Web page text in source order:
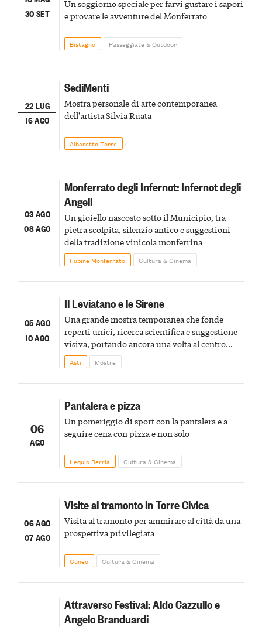
30 SET
Un soggiorno speciale per farvi gustare i sapori
e provare le avventure del Monferrato
Bistagno Passeggiate & Outdoor
22 LUG
16 AGO
SediMenti
Mostra personale di arte contemporanea
dell'artista Silvia Ruata
Albaretto Torre
03 AGO
08 AGO
Monferrato degli Infernot: Infernot degli
Angeli
Un gioiello nascosto sotto il Municipio, tra
pietra scolpita, silenzio antico e suggestioni
della tradizione vinicola monferrina
Fubine Monferrato Cultura & Cinema
05 AGO
10 AGO
Il Leviatano e le Sirene
Una grande mostra temporanea che fonde
reperti unici, ricerca scientifica e suggestione
visiva, portando ancora una volta al centro
della scena le meraviglie del passato astigiano
Asti Mostre
06
AGO
Pantalera e pizza
Un pomeriggio di sport con la pantalera e a
seguire cena con pizza e non solo
Lequio Berria Cultura & Cinema
06 AGO
07 AGO
Visite al tramonto in Torre Civica
Visita al tramonto per ammirare al città da una
prospettiva privilegiata
Cuneo Cultura & Cinema
Attraverso Festival: Aldo Cazzullo e
Angelo Branduardi